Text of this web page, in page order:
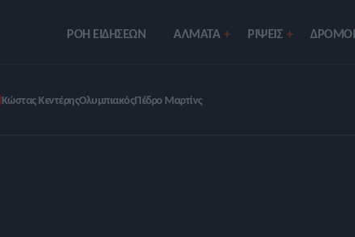
ΡΟΗ ΕΙΔΗΣΕΩΝ ΑΛΜΑΤΑ ΡIΨΕΙΣ ΔΡΟΜΟΙ
Κώστας ΚεντέρηςΟλυμπιακόςΠέδρο Μαρτίνς